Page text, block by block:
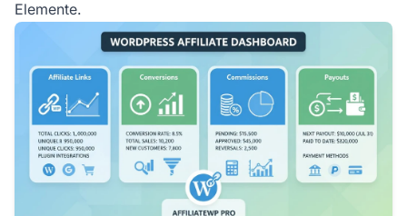
Elemente.